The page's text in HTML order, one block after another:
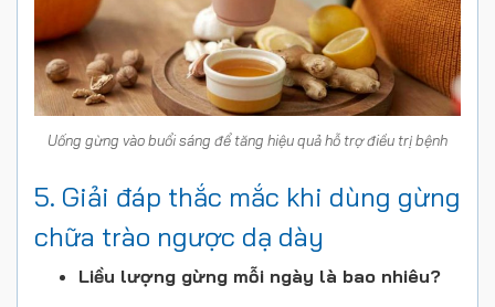
Uống gừng vào buổi sáng để tăng hiệu quả hỗ trợ điều trị bệnh
5. Giải đáp thắc mắc khi dùng gừng
chữa trào ngược dạ dày
Liều lượng gừng mỗi ngày là bao nhiêu?